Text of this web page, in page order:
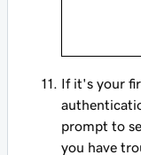
If it's your
prompt to
you have